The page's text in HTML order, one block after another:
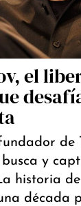
el
de
y
historia
década